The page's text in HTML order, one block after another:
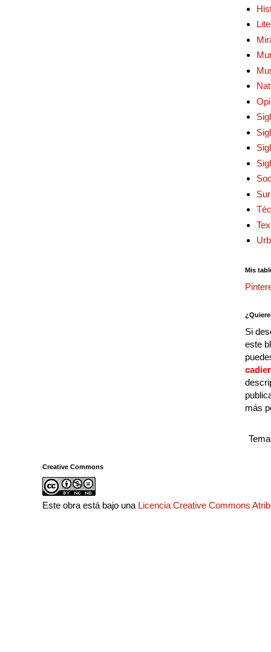
Mis
Si
este
más
Creative Commons
Este obra está bajo una Licencia Creative Commons